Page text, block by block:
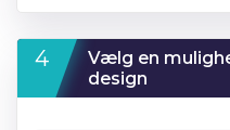
Vælg en
design